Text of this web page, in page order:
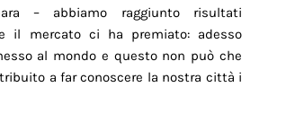
– abbiamo raggiunto risultati
il mercato ci ha premiato: adesso
al mondo e questo non può che
a far conoscere la nostra città i